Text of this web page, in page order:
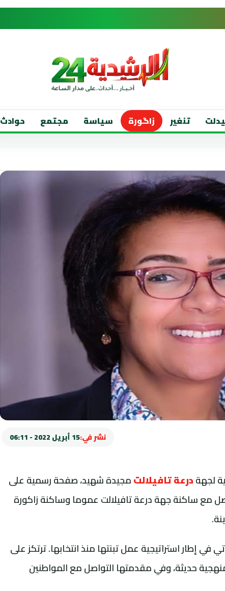
تنغير زاگورة سياسة مجتمع حوادث
نشر في:15 أبريل 2022 - 06:11
لجهةدرعة تافيلالتمجيدة شهيد، صفحة رسمية على
مع ساكنة جهة درعة تافيلالت عموما وساكنة زاكورة
في إطار استراتيجية عمل تبنتها منذ انتخابها. ترتكز على
منهجية حديثة، وفي مقدمتها التواصل مع المواطنين